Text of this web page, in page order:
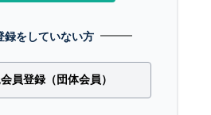
録をしていない方
員登録（団体会員）